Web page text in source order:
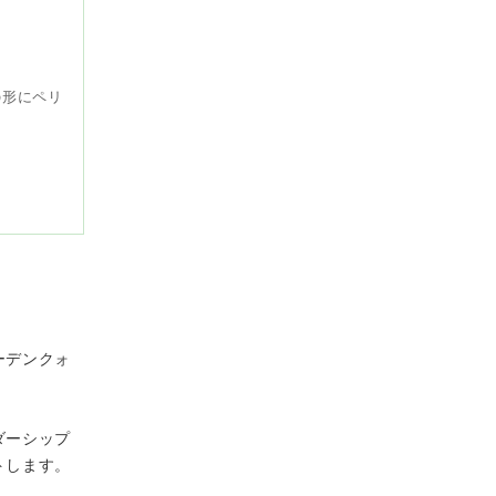
にペリ
ンクォ
ーシップ
ます。